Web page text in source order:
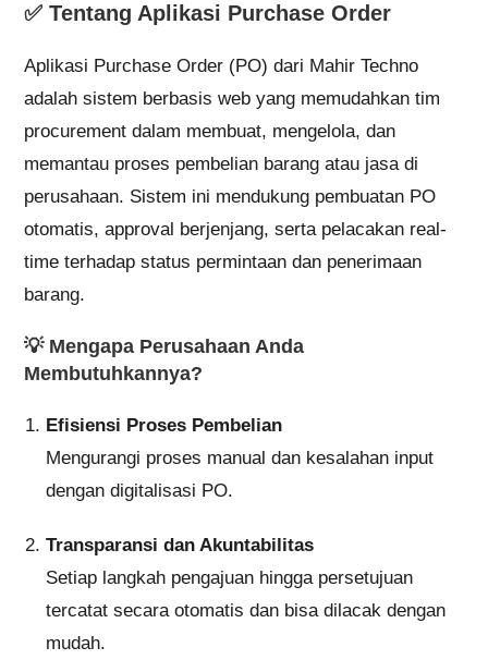
✅Tentang Aplikasi Purchase Order
Aplikasi Purchase Order (PO) dari Mahir Techno
adalah sistem berbasis web yang memudahkan tim
procurement dalam membuat, mengelola, dan
memantau proses pembelian barang atau jasa di
perusahaan. Sistem ini mendukung pembuatan PO
otomatis, approval berjenjang, serta pelacakan real-
time terhadap status permintaan dan penerimaan
barang.
💡 Mengapa Perusahaan Anda
Membutuhkannya?
Efisiensi Proses Pembelian
Mengurangi proses manual dan kesalahan input
dengan digitalisasi PO.
Transparansi dan Akuntabilitas
Setiap langkah pengajuan hingga persetujuan
tercatat secara otomatis dan bisa dilacak dengan
mudah.